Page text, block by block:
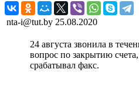
nta-i@tut.by 25.08.2020
24 августа звонила в
вопрос по закрытию
срабатывал факс.